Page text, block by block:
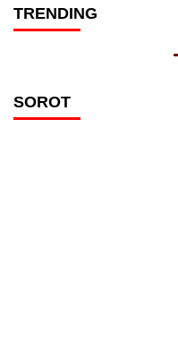
TRENDING
SOROT